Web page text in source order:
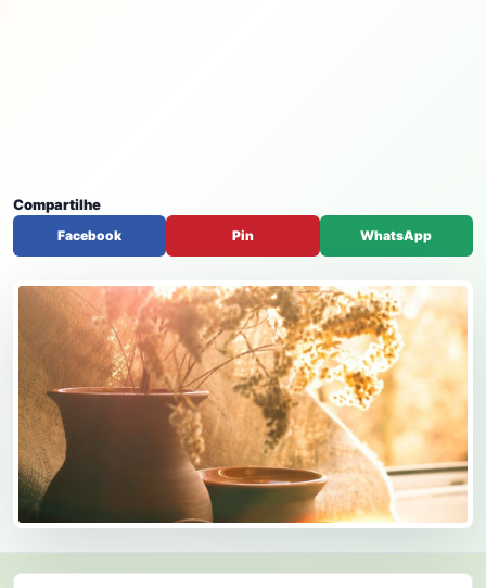
Compartilhe
Facebook Pin WhatsApp